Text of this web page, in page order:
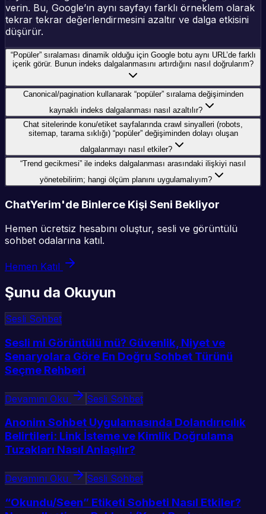
verin. Bu, Google’ın aynı sayfayı farklı örneklem olarak
tekrar tekrar değerlendirmesini azaltır ve dalga etkisini
düşürür.
“Popüler” sıralaması dinamik olduğu için Google botu aynı URL’de farklı
içerik görür. Bunun indeks dalgalanmasını artırdığını nasıl doğrularım?
Canonical/pagination kullanarak “popüler” sıralama değişiminden
kaynaklı indeks dalgalanması nasıl azaltılır?
Chat sitelerinde konu/etiket sayfalarında crawl sinyalleri (robots,
sitemap, tarama sıklığı) “popüler” değişiminden dolayı oluşan
dalgalanmayı nasıl etkiler?
“Trend gecikmesi” ile indeks dalgalanması arasındaki ilişkiyi nasıl
yönetebilirim; hangi ölçüm planını uygulamalıyım?
ChatYerim'de Binlerce Kişi Seni Bekliyor
Hemen ücretsiz hesabını oluştur, sesli ve görüntülü
sohbet odalarına katıl.
Hemen Katıl
Şunu da Okuyun
Sesli Sohbet
Sesli mi Görüntülü mü? Güvenlik, Niyet ve
Senaryolara Göre En Doğru Sohbet Türünü
Seçme Rehberi
Devamını Oku Sesli Sohbet
Anonim Sohbet Uygulamasında Dolandırıcılık
Belirtileri: Link İsteme ve Kimlik Doğrulama
Tuzakları Nasıl Anlaşılır?
Devamını Oku Sesli Sohbet
“Okundu/Seen” Etiketi Sohbeti Nasıl Etkiler?